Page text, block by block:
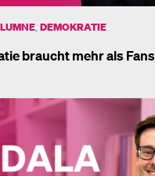
DEMOKRATIE
braucht mehr als Fans